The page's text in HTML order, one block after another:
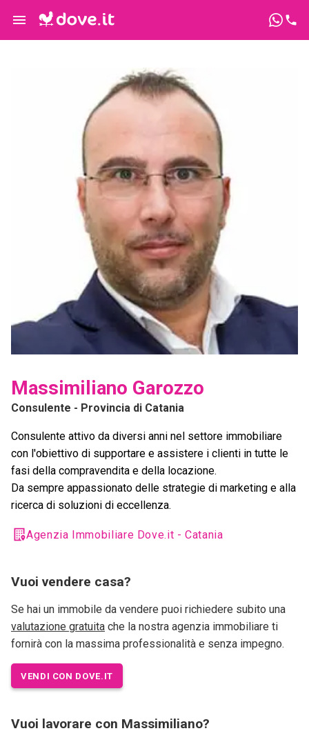
Massimiliano Garozzo
Consulente - Provincia di Catania
Consulente attivo da diversi anni nel settore immobiliare
con l'obiettivo di supportare e assistere i clienti in tutte le
fasi della compravendita e della locazione.
Da sempre appassionato delle strategie di marketing e alla
ricerca di soluzioni di eccellenza.
Agenzia Immobiliare Dove.it - Catania
Vuoi vendere casa?
Se hai un immobile da vendere puoi richiedere subito una
valutazione gratuita che la nostra agenzia immobiliare ti
fornirà con la massima professionalità e senza impegno.
VENDI CON DOVE.IT
Vuoi lavorare con Massimiliano?